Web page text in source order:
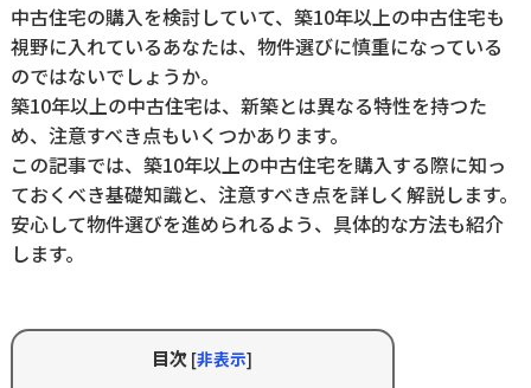
中古住宅の購入を検討していて、築10年以上の中古住宅も
視野に入れているあなたは、物件選びに慎重になっている
のではないでしょうか。
築10年以上の中古住宅は、新築とは異なる特性を持つた
め、注意すべき点もいくつかあります。
この記事では、築10年以上の中古住宅を購入する際に知っ
ておくべき基礎知識と、注意すべき点を詳しく解説します。
安心して物件選びを進められるよう、具体的な方法も紹介
します。
目次 [非表示]